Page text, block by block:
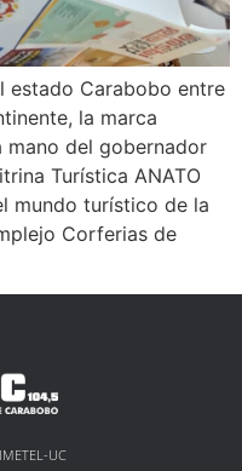
estado Carabobo entre
la marca
mano del gobernador
Turística ANATO
mundo turístico de la
Corferias de
UC